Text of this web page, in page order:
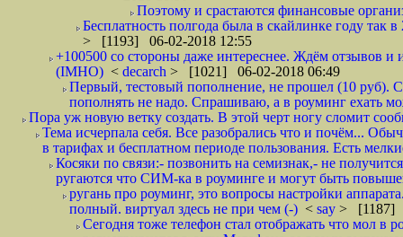
Поэтому и срастаются финансовые
Бесплатность полгода была в скайлинке году
> [1193] 06-02-2018 12:55
+100500 со стороны даже интереснее. Ждём отзывов и
(IMHO) < decarch > [1021] 06-02-2018 06:49
Первый, тестовый пополнение, не прошел (10 руб).
пополнять не надо. Спрашиваю, а в роуминг ехать
Пора уж новую ветку создать. В этой черт ногу сломит
Тема исчерпала себя. Все разобрались что и почём...
в тарифах и бесплатном периоде пользования. Есть
Косяки по связи:- позвонить на семизнак,- не
ругаются что СИМ-ка в роуминге и могут быть
ругань про роуминг, это вопросы настройки
полный. виртуал здесь не при чем (-) < say > [1187]
Сегодня тоже телефон стал отображать что мол в